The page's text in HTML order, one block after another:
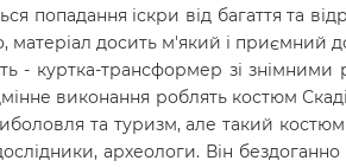
попадання іскри від багаття та
досить м'який і приємний
- куртка-трансформер зі
виконання роблять костюм
та туризм, але такий костюм
археологи. Він